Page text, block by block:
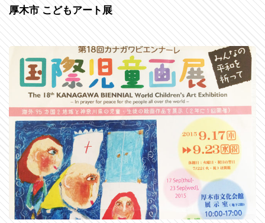
厚木市 こどもアート展